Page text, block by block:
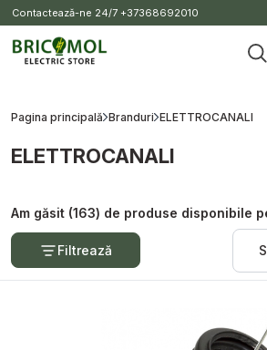
Contactează-ne 24/7 +37368692010
Pagina principală Branduri ELETTROCANALI
ELETTROCANALI
Am găsit (163) de produse disponibile
Filtrează